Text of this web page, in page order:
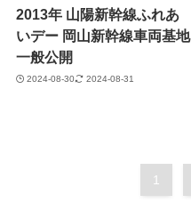
2013年 山陽新幹線ふれあ
いデー 岡山新幹線車両基地
一般公開
2024-08-30 2024-08-31
1